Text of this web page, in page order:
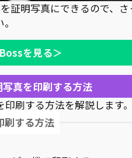
証明写真にできるので、さ
を見る＞
真を印刷する方法
印刷する方法を解説します
刷する方法